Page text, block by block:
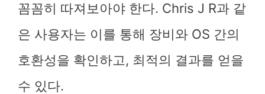
꼼꼼히 따져보아야 한다. Chris J R과 같
은 사용자는 이를 통해 장비와 OS 간의
호환성을 확인하고, 최적의 결과를 얻을
수 있다.